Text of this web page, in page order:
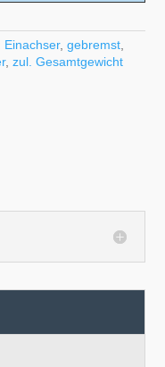
Einachser,gebremst,
,zul. Gesamtgewicht